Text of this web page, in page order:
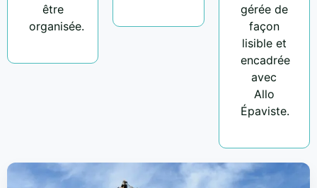
être
organisée.
gérée de
façon
lisible et
encadrée
avec
Allo
Épaviste.